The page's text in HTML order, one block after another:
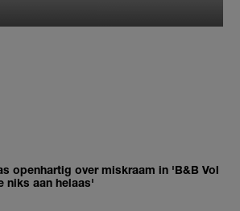
openhartig over miskraam in 'B&B Vol
niks aan helaas'